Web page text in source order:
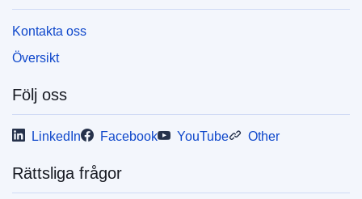
Kontakta oss
Översikt
Följ oss
LinkedIn Facebook YouTube Other
Rättsliga frågor